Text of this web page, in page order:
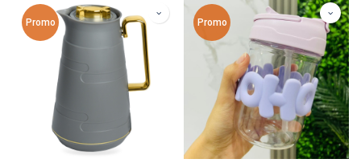
Promo Promo